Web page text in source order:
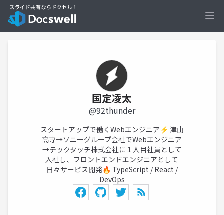
国定凌太
@92thunder
スタートアップで働くWebエンジニア⚡ 津山
高専→ソニーグループ会社でWebエンジニア
→テックタッチ株式会社に１人目社員として
入社し、フロントエンドエンジニアとして
日々サービス開発🔥 TypeScript / React /
DevOps